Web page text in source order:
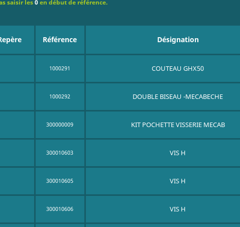
saisir les0en début de référence.
Référence Désignation
1000291 COUTEAU GHX50
1000292 DOUBLE BISEAU -MECABECHE
300000009 KIT POCHETTE VISSERIE MECAB
300010603 VIS H
300010605 VIS H
300010606 VIS H